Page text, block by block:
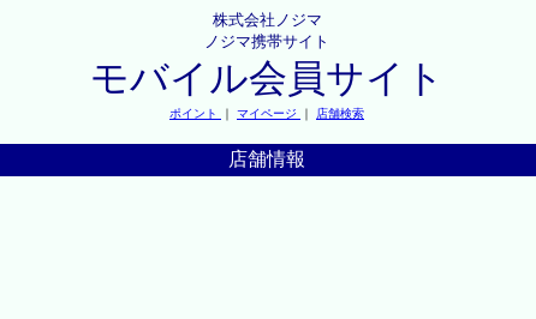
株式会社ノジマ
ノジマ携帯サイト
モバイル会員サイト
ポイント ｜ マイページ ｜ 店舗検索
店舗情報